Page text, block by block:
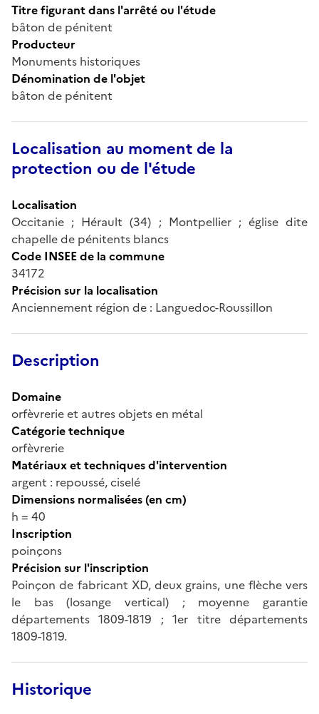
Titre figurant dans l'arrêté ou l'étude
bâton de pénitent
Producteur
Monuments historiques
Dénomination de l'objet
bâton de pénitent
Localisation au moment de la
protection ou de l'étude
Localisation
Occitanie ; Hérault (34) ; Montpellier ; église dite
chapelle de pénitents blancs
Code INSEE de la commune
34172
Précision sur la localisation
Anciennement région de : Languedoc-Roussillon
Description
Domaine
orfèvrerie et autres objets en métal
Catégorie technique
orfèvrerie
Matériaux et techniques d'intervention
argent : repoussé, ciselé
Dimensions normalisées (en cm)
h = 40
Inscription
poinçons
Précision sur l'inscription
Poinçon de fabricant XD, deux grains, une flèche vers
le bas (losange vertical) ; moyenne garantie
départements 1809-1819 ; 1er titre départements
1809-1819.
Historique